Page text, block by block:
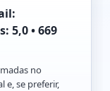
5,0 • 669
no
e, se preferir,